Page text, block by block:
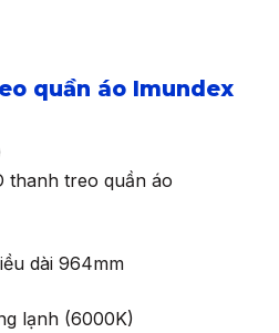
quần áo Imundex
thanh treo quần áo
dài 964mm
lạnh (6000K)